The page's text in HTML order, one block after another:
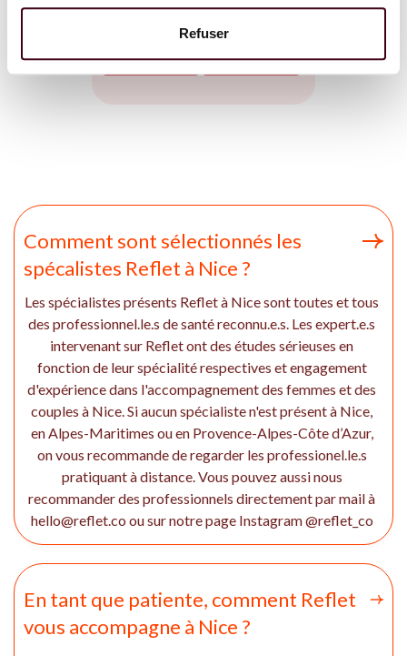
Refuser
PSYCHOLOGUE GYNÉCOLOGUE
Comment sont sélectionnés les
spécalistes Reflet à Nice ?
Les spécialistes présents Reflet à Nice sont toutes et tous
des professionnel.le.s de santé reconnu.e.s. Les expert.e.s
intervenant sur Reflet ont des études sérieuses en
fonction de leur spécialité respectives et engagement
d'expérience dans l'accompagnement des femmes et des
couples à Nice. Si aucun spécialiste n'est présent à Nice,
en Alpes-Maritimes ou en Provence-Alpes-Côte d’Azur,
on vous recommande de regarder les professionel.le.s
pratiquant à distance. Vous pouvez aussi nous
recommander des professionnels directement par mail à
hello@reflet.co ou sur notre page Instagram @reflet_co
En tant que patiente, comment Reflet
vous accompagne à Nice ?